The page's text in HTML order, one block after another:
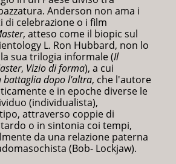
Anderson non ama i
di celebrazione o i film
, atteso come il biopic sul
L. Ron Hubbard, non lo
sua trilogia informale (Il
, Vizio di forma), a cui
battaglia dopo l'altra, che l'autore
e in epoche diverse le
(individualista),
attraverso coppie di
o in sintonia coi tempi,
da una relazione paterna
(Bob- Lockjaw).